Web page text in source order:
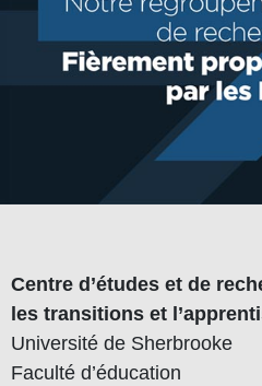
Centre d’études et de
les transitions et
Université de Sherbrooke
Faculté d’éducation